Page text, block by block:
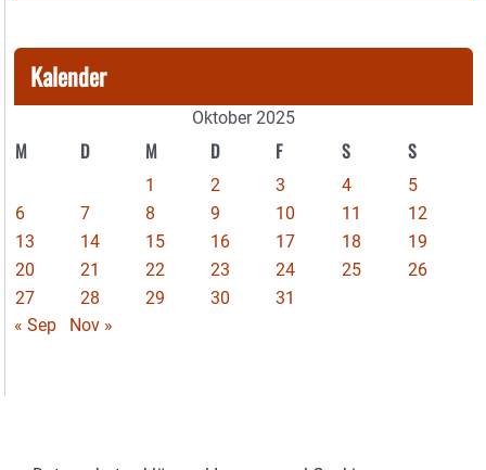
Kalender
Oktober 2025
M D M D F S S
1 2 3 4
5
6
7 8 9 10 11
12
13
14 15 16 17 18
19
20
21 22 23 24 25
26
27
28 29 30
31
« Sep
Nov »